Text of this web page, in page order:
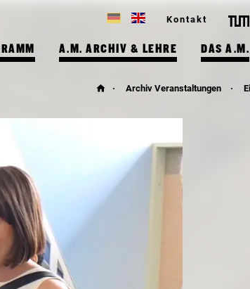
Kontakt
A.M. ARCHIV & LEHRE DAS A.M.
Archiv Veranstaltungen